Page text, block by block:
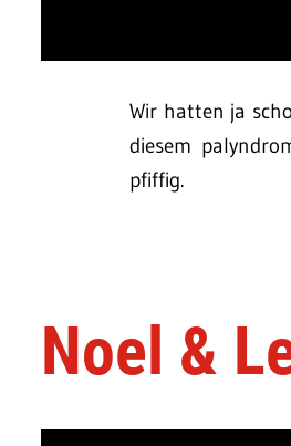
Wir hatten ja
diesem
pfiffig.
Noel &